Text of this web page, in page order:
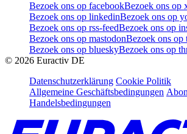
Bezoek ons op facebookBezoek ons op
Bezoek ons op linkedinBezoek ons op
Bezoek ons op rss-feedBezoek ons op
Bezoek ons op mastodonBezoek ons op
Bezoek ons op blueskyBezoek ons op
© 2026 Euractiv DE
Datenschutzerklärung Cookie Politik
Allgemeine Geschäftsbedingungen
Handelsbedingungen